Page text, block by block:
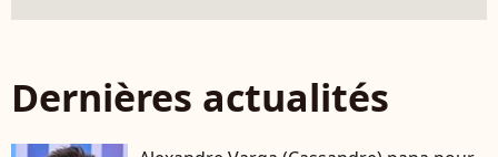
Dernières actualités